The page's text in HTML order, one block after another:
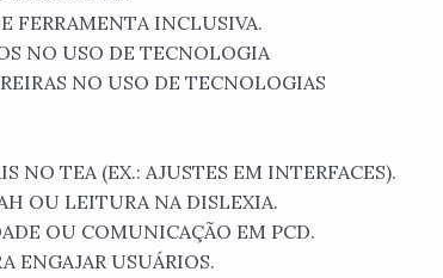
FERRAMENTA INCLUSIVA.
NO USO DE TECNOLOGIA
NO USO DE TECNOLOGIAS
NO TEA (EX.: AJUSTES EM INTERFACES).
OU LEITURA NA DISLEXIA.
OU COMUNICAÇÃO EM PCD.
ENGAJAR USUÁRIOS.